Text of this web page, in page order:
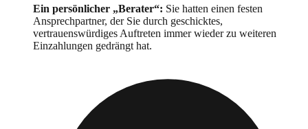
Ein persönlicher „Berater“: Sie hatten einen festen
Ansprechpartner, der Sie durch geschicktes,
vertrauenswürdiges Auftreten immer wieder zu weiteren
Einzahlungen gedrängt hat.